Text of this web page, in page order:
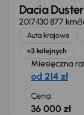
Dacia Duster
2017130 877 km
Auta krajowe
+3 kolejnych
Miesięczna
od 214 zł
Cena
36 000 zł